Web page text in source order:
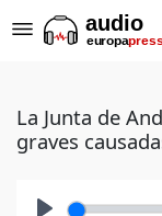
La Junta de
graves